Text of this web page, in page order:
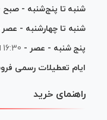
شنبه تا پنج‌شنبه - صبح
شنبه تا چهارشنبه -
پنج شنبه - عصر - 16:30 الی 19
ایام تعطیلات رسمی
راهنمای خرید